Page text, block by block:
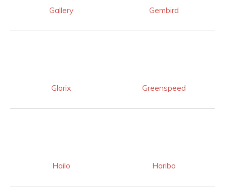
Gallery Gembird
Glorix Greenspeed
Hailo Haribo